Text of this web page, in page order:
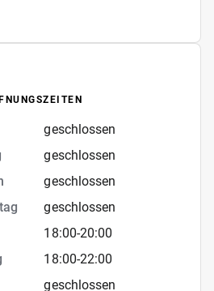
geschlossen
geschlossen
geschlossen
geschlossen
18:00-20:00
18:00-22:00
geschlossen